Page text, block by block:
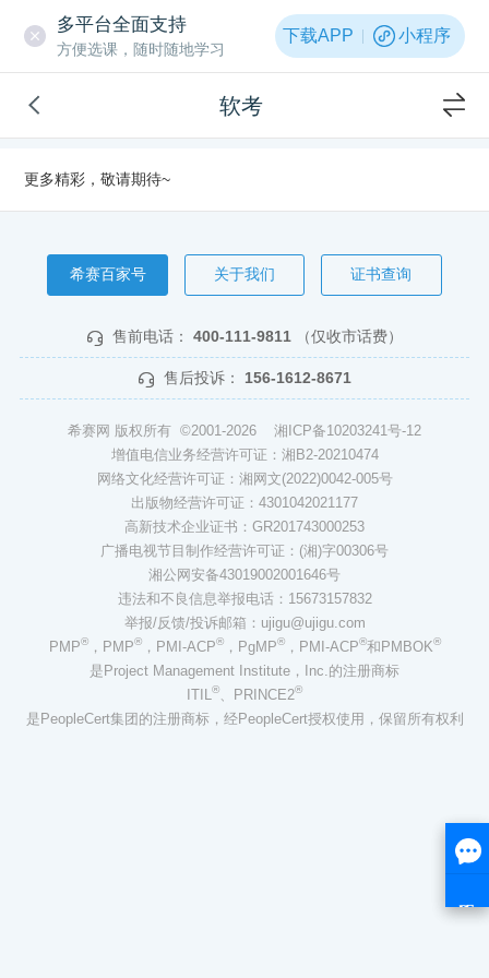
多平台全面支持
方便选课，随时随地学习
下载APP 小程序
软考
更多精彩，敬请期待~
希赛百家号 关于我们 证书查询
售前电话： 400-111-9811 （仅收市话费）
售后投诉： 156-1612-8671
希赛网 版权所有 ©2001-2026 湘ICP备10203241号-12
增值电信业务经营许可证：湘B2-20210474
网络文化经营许可证：湘网文(2022)0042-005号
出版物经营许可证：4301042021177
高新技术企业证书：GR201743000253
广播电视节目制作经营许可证：(湘)字00306号
湘公网安备43019002001646号
违法和不良信息举报电话：15673157832
举报/反馈/投诉邮箱：ujigu@ujigu.com
PMP®，PMP®，PMI-ACP®，PgMP®，PMI-ACP®和PMBOK®
是Project Management Institute，Inc.的注册商标
ITIL®、PRINCE2®
是PeopleCert集团的注册商标，经PeopleCert授权使用，保留所有权利